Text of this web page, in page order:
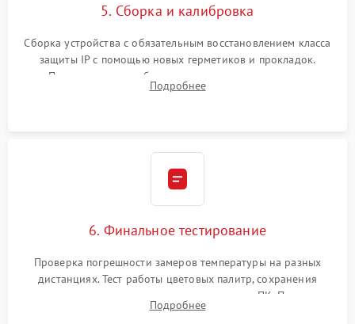
5. Сборка и калибровка
Сборка устройства с обязательным восстановлением класса
защиты IP с помощью новых герметиков и прокладок.
Программная калибровка матрицы по эталонному
абсолютно черному телу для точного измерения температур.
Подробнее
6. Финальное тестирование
Проверка погрешности замеров температуры на разных
дистанциях. Тест работы цветовых палитр, сохранения
термограмм в память и передачи данных на ПК. Проверка
автономности работы и итоговый контроль качества.
Подробнее